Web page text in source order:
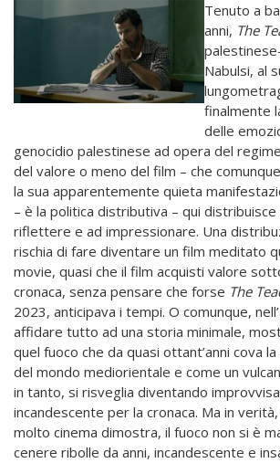
Tenuto a
anni, The
Nabulsi, al
finalmente
delle
genocidio palestinese ad opera del
del valore o meno del film – che
la sua apparentemente quieta
– è la politica distributiva – qui distribuisce
riflettere e ad impressionare. Una
rischia di fare diventare un film meditato
movie, quasi che il film acquisti valore
cronaca, senza pensare che forse The
2023, anticipava i tempi. O comunque,
affidare tutto ad una storia minimale,
quel fuoco che da quasi ottant’anni cova
del mondo mediorientale e come un
in tanto, si risveglia diventando
incandescente per la cronaca. Ma in
molto cinema dimostra, il fuoco non si è
cenere ribolle da anni, incandescente e